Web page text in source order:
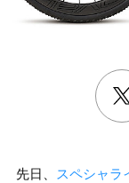
先日、 スペシャラ